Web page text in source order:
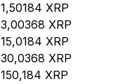
1,50184 XRP
3,00368 XRP
15,0184 XRP
30,0368 XRP
150,184 XRP